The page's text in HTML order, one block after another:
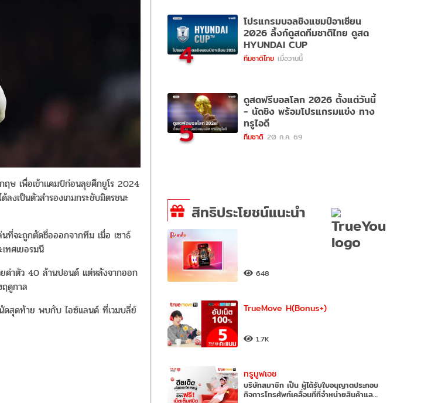
ฤษ เพื่อเข้าแคมป์ก่อนลุยศึกยูโร 2024
งเป็นตัวสำรองเกมกระชับมิตรชนะ
ที่จะถูกตัดชื่อออกจากทีม เมื่อ เซาธ์
ทศเยอรมนี
ยค่าตัว 40 ล้านปอนด์ แต่หลังจากออก
ฤดูกาล
ดสุดท้าย พบกับ ไอซ์แลนด์ ที่เวมบลี่ย์
4
โปรแกรมบอลชิงแชมป์อาเซียน
2026 ลิ้งก์ดูสดทีมชาติไทย ดูสด
HYUNDAI CUP
ทีมชาติไทย เมื่อวานนี้
5
ดูสดฟรีบอลโลก 2026 ตั้งแต่วันนี้
- นัดชิง พร้อมโปรแกรมแข่ง ทาง
ทรูไอดี
ทีมชาติ 20 ก.ค. 69
สิทธิประโยชน์แนะนำ
648
TrueMove H(Bonus+)
1.7K
ทรูมูฟเอช
บริษัทสมาชิก เป็น ผู้ได้รับใบอนุญาตประกอบ
กิจการโทรศัพท์เคลื่อนที่ที่จำหน่ายสินค้าและ